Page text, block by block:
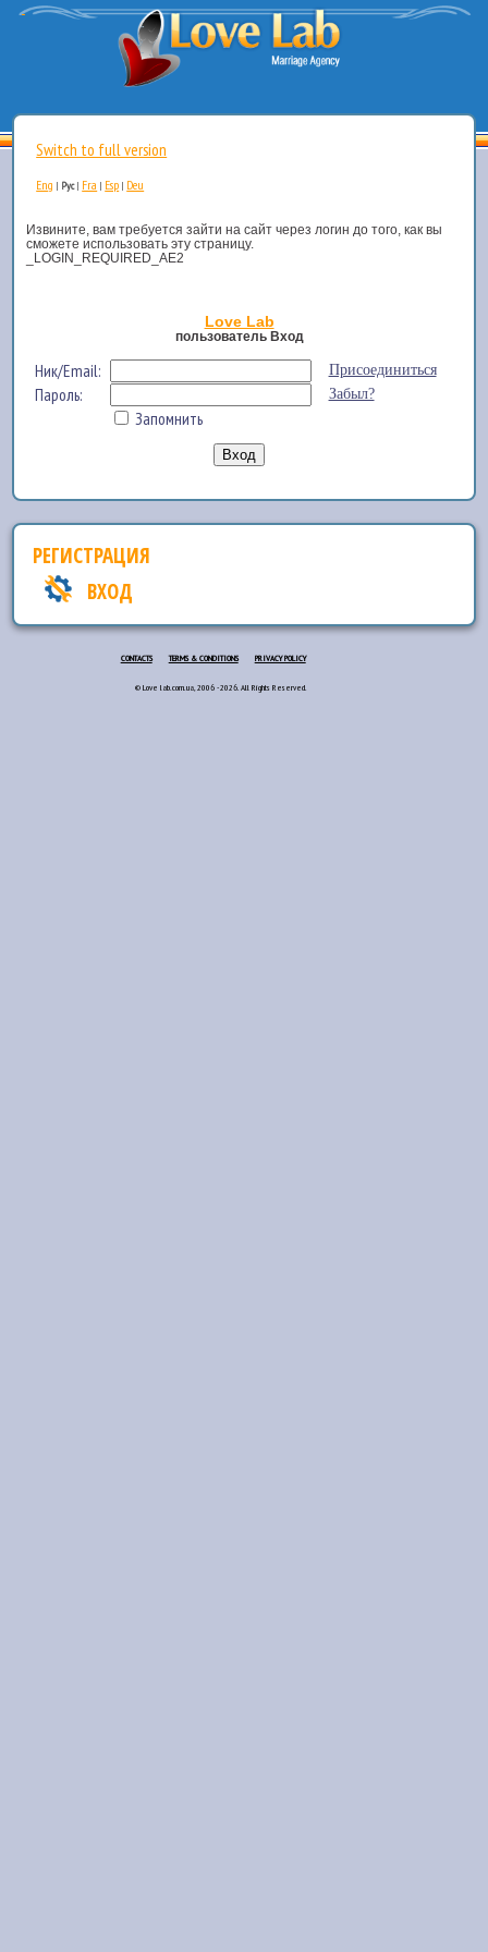
Switch to full version
Eng | Рус| Fra | Esp | Deu
Извините, вам требуется зайти на сайт через логин до того, как вы
сможете использовать эту страницу.
_LOGIN_REQUIRED_AE2
Love Lab
пользователь Вход
Ник/Email: Присоединиться
Пароль: Забыл?
Запомнить
РЕГИСТРАЦИЯ
ВХОД
CONTACTS TERMS & CONDITIONS PRIVACY POLICY
© Love lab.com.ua, 2006 - 2026. All Rights Reserved.